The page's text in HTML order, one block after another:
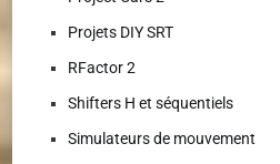
Projets DIY SRT
RFactor 2
Shifters H et séquentiels
Simulateurs de mouvement